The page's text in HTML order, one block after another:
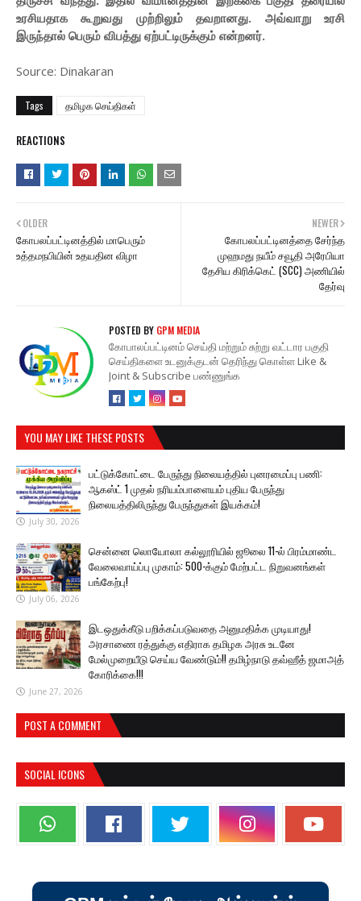
உரசியதாக கூறுவது முற்றிலும் தவறானது. அவ்வாறு உரசி
இருந்தால் பெரும் விபத்து ஏற்பட்டிருக்கும் என்றனர்.
Source: Dinakaran
Tags தமிழக செய்திகள்
REACTIONS
NEWER
கோபலப்பட்டினத்தை சேர்ந்த
முஹமது நயீம் சவூதி அரேபியா
தேசிய கிரிக்கெட் (SCC) அணியில்
தேர்வு
OLDER
கோபலப்பட்டினத்தில் மாபெரும்
உத்தமநபியின் உதயதின விழா
POSTED BY GPM MEDIA
கோபாலப்பட்டினம் செய்தி மற்றும் சுற்று வட்டார பகுதி
செய்திகளை உடனுக்குடன் தெரிந்து கொள்ள Like &
Joint & Subscribe பண்ணுங்க
YOU MAY LIKE THESE POSTS
பட்டுக்கோட்டை பேருந்து நிலையத்தில் புனரமைப்பு பணி:
ஆகஸ்ட் 1 முதல் நரியம்பாளையம் புதிய பேருந்து
நிலையத்திலிருந்து பேருந்துகள் இயக்கம்!
July 30, 2026
சென்னை லொயோலா கல்லூரியில் ஜூலை 11-ல் பிரம்மாண்ட
வேலைவாய்ப்பு முகாம்: 500-க்கும் மேற்பட்ட நிறுவனங்கள்
பங்கேற்பு!
July 06, 2026
இடஒதுக்கீடு பறிக்கப்படுவதை அனுமதிக்க முடியாது!
அரசாணை ரத்துக்கு எதிராக தமிழக அரசு உடனே
மேல்முறையீடு செய்ய வேண்டும்!! தமிழ்நாடு தவ்ஹீத் ஜமாஅத்
கோரிக்கை!!!
June 27, 2026
POST A COMMENT
SOCIAL ICONS